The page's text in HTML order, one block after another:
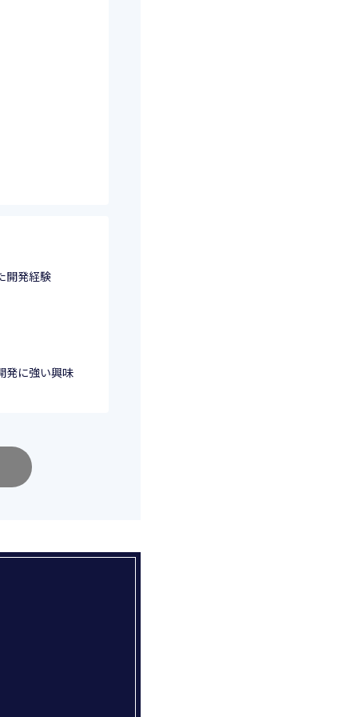
開発経験
発に強い興味